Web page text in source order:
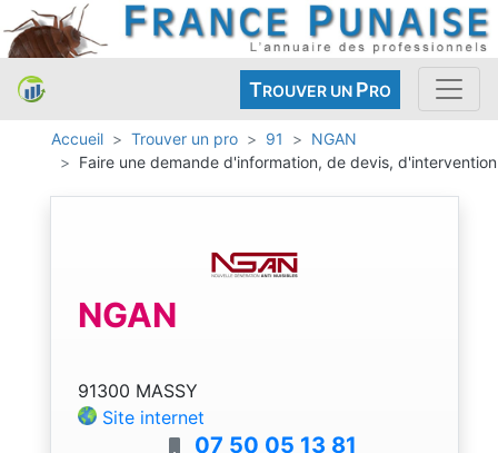
TROUVER UN PRO
Accueil Trouver un pro 91
NGAN
Faire une demande d'information, de devis, d'intervention
NGAN
91300 MASSY
Site internet
07 50 05 13 81